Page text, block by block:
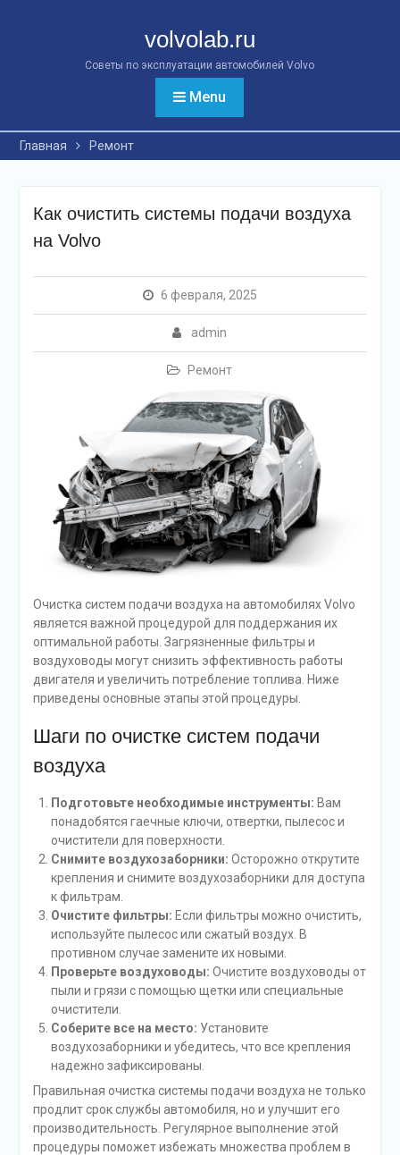
volvolab.ru
Советы по эксплуатации автомобилей Volvo
Menu
Главная Ремонт
Как очистить системы подачи воздуха
на Volvo
6 февраля, 2025
admin
Ремонт
Очистка систем подачи воздуха на автомобилях Volvo
является важной процедурой для поддержания их
оптимальной работы. Загрязненные фильтры и
воздуховоды могут снизить эффективность работы
двигателя и увеличить потребление топлива. Ниже
приведены основные этапы этой процедуры.
Шаги по очистке систем подачи
воздуха
Подготовьте необходимые инструменты: Вам
понадобятся гаечные ключи, отвертки, пылесос и
очистители для поверхности.
Снимите воздухозаборники: Осторожно открутите
крепления и снимите воздухозаборники для доступа
к фильтрам.
Очистите фильтры: Если фильтры можно очистить,
используйте пылесос или сжатый воздух. В
противном случае замените их новыми.
Проверьте воздуховоды: Очистите воздуховоды от
пыли и грязи с помощью щетки или специальные
очистители.
Соберите все на место: Установите
воздухозаборники и убедитесь, что все крепления
надежно зафиксированы.
Правильная очистка системы подачи воздуха не только
продлит срок службы автомобиля, но и улучшит его
производительность. Регулярное выполнение этой
процедуры поможет избежать множества проблем в